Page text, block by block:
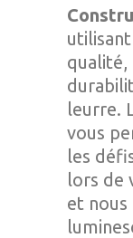
qualité,
leurre.
vous
les
lors de
et nous